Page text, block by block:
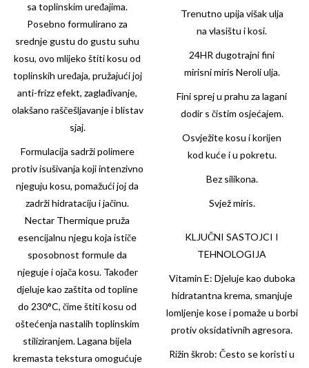
sa toplinskim uređajima.
Posebno formulirano za
srednje gustu do gustu suhu
kosu, ovo mlijeko štiti kosu od
toplinskih uređaja, pružajući joj
anti-frizz efekt, zaglađivanje,
olakšano raščešljavanje i blistav
sjaj.
Formulacija sadrži polimere
protiv isušivanja koji intenzivno
njeguju kosu, pomažući joj da
zadrži hidrataciju i jačinu.
Nectar Thermique pruža
esencijalnu njegu koja ističe
sposobnost formule da
njeguje i ojača kosu. Također
djeluje kao zaštita od topline
do 230°C, čime štiti kosu od
oštećenja nastalih toplinskim
stiliziranjem. Lagana bijela
kremasta tekstura omogućuje
Trenutno upija višak ulja
na vlasištu i kosi.
24HR dugotrajni fini
mirisni miris Neroli ulja.
Fini sprej u prahu za lagani
dodir s čistim osjećajem.
Osvježite kosu i korijen
kod kuće i u pokretu.
Bez silikona.
Svjež miris.
KLJUČNI SASTOJCI I
TEHNOLOGIJA
Vitamin E: Djeluje kao duboka
hidratantna krema, smanjuje
lomljenje kose i pomaže u borbi
protiv oksidativnih agresora.
Rižin škrob: Često se koristi u